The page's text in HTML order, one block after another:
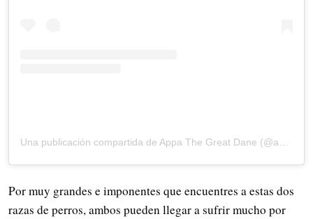
Una publicación compartida de Appa The Great Dane (@appa_thegreatdane)
Por muy grandes e imponentes que encuentres a estas dos
razas de perros, ambos pueden llegar a sufrir mucho por